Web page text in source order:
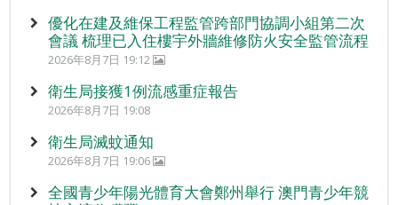
優化在建及維保工程監管跨部門協調小組第二次
會議 梳理已入住樓宇外牆維修防火安全監管流程
2026年8月7日 19:12
衛生局接獲1例流感重症報告
2026年8月7日 19:08
衛生局滅蚊通知
2026年8月7日 19:06
全國青少年陽光體育大會鄭州舉行 澳門青少年競